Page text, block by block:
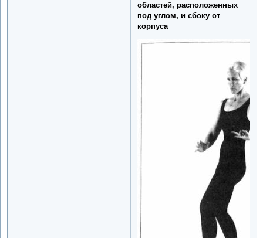
областей, расположенных
под углом, и сбоку от
корпуса